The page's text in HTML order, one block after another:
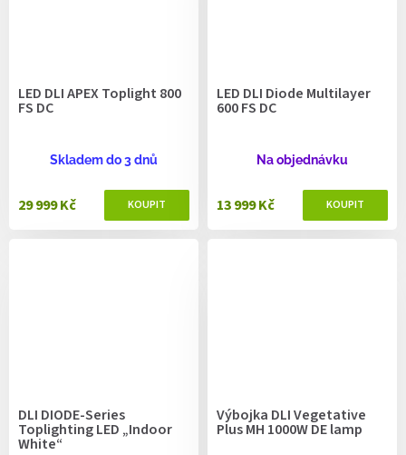
LED DLI APEX Toplight 800
FS DC
Skladem do 3 dnů
29 999 Kč
LED DLI Diode Multilayer
600 FS DC
Na objednávku
13 999 Kč
DLI DIODE-Series
Toplighting LED „Indoor
White“
Výbojka DLI Vegetative
Plus MH 1000W DE lamp